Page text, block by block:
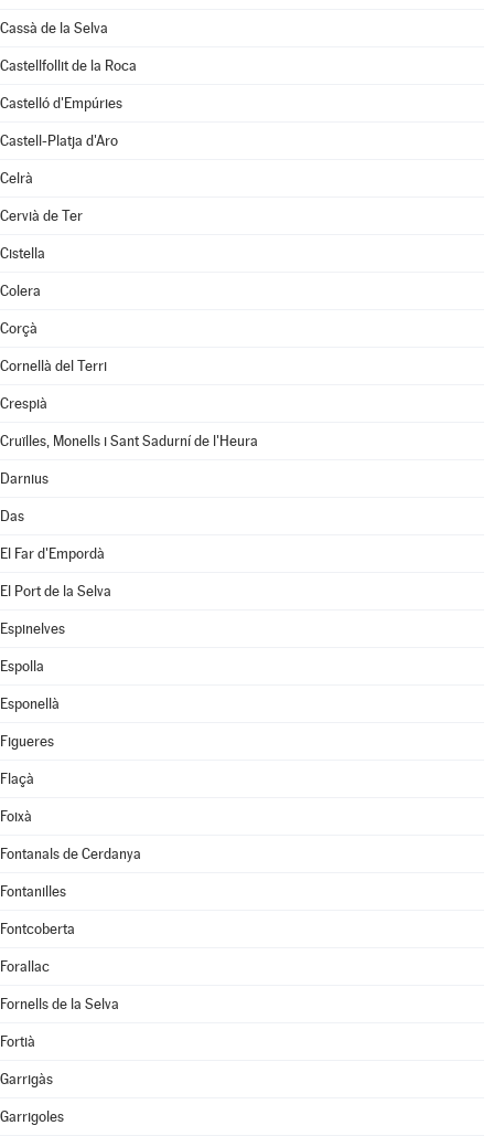
Cassà de la Selva
Castellfollit de la Roca
Castelló d'Empúries
Castell-Platja d'Aro
Celrà
Cervià de Ter
Cistella
Colera
Corçà
Cornellà del Terri
Crespià
Cruïlles, Monells i Sant Sadurní de l'Heura
Darnius
Das
El Far d'Empordà
El Port de la Selva
Espinelves
Espolla
Esponellà
Figueres
Flaçà
Foixà
Fontanals de Cerdanya
Fontanilles
Fontcoberta
Forallac
Fornells de la Selva
Fortià
Garrigàs
Garrigoles